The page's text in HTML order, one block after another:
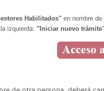
Habilitados" en nombre
izquierda: "Iniciar nuevo